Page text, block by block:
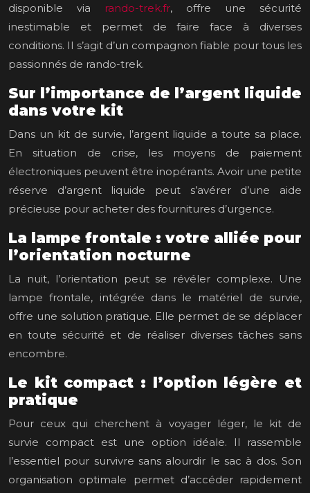
disponible via
rando-trek.fr, offre une sécurité
inestimable et permet de faire face à diverses
conditions. Il s’agit d’un compagnon fiable pour tous les
passionnés de rando-trek.
Sur l’importance de l’argent liquide
dans votre kit
Dans un kit de survie, l’argent liquide a toute sa place.
En situation de crise, les moyens de paiement
électroniques peuvent être inopérants. Avoir une petite
réserve d’argent liquide peut s’avérer d’une aide
précieuse pour acheter des fournitures d’urgence.
La lampe frontale : votre alliée pour
l’orientation nocturne
La nuit, l’orientation peut se révéler complexe. Une
lampe frontale, intégrée dans le matériel de survie,
offre une solution pratique. Elle permet de se déplacer
en toute sécurité et de réaliser diverses tâches sans
encombre.
Le kit compact : l’option légère et
pratique
Pour ceux qui cherchent à voyager léger, le kit de
survie compact est une option idéale. Il rassemble
l’essentiel pour survivre sans alourdir le sac à dos. Son
organisation optimale permet d’accéder rapidement